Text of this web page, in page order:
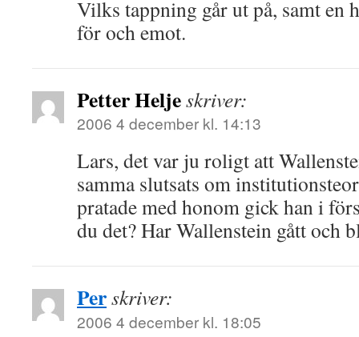
Vilks tappning går ut på, samt en
för och emot.
Petter Heljeskriver:
2006 4 december kl. 14:13
Lars, det var ju roligt att
samma slutsats om
pratade med honom gick han i
du det? Har Wallenstein gått och
Perskriver:
2006 4 december kl. 18:05